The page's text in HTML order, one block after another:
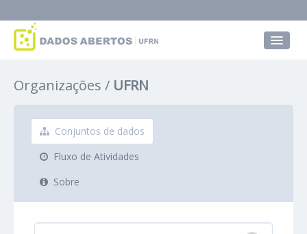
Grupos
Sobre
Organizações UFRN
Conjuntos de dados
Fluxo de Atividades
Sobre